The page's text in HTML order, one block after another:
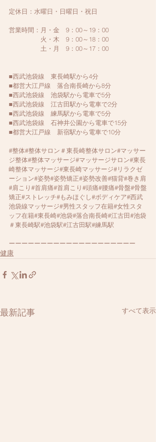
定休日：水曜日・日曜日・祝日
営業時間：月・金　9：00～19：00
火・木　9：00～18：00
土・月　9：00～17：00
■西武池袋線　東長崎駅から4分
■都営大江戸線　落合南長崎から8分
■西武池袋線　池袋駅から電車で5分
■西武池袋線　江古田駅から電車で2分
■西武池袋線　練馬駅から電車で5分
■西武池袋線　石神井公園から電車で15分
■都営大江戸線　新宿駅から電車で10分
#整体#整体サロン＃東長崎整体サロン#マッサー
ジ整体#整体マッサージ#マッサージサロン#東長
崎整体マッサージ#東長崎マッサージ#リラクゼ
ーション#姿勢#姿勢矯正#姿勢改善#猫背#巻き肩
#肩こり#首肩痛#首肩こり#頭痛#腰痛#骨盤#骨盤
矯正#ストレッチ#もみほぐし#ボディケア#西武
池袋線マッサージ#男性スタッフ在籍#女性スタ
ッフ在籍#東長崎#池袋#落合南長崎#江古田#池袋
＃東長崎駅#池袋駅#江古田駅#練馬駅
ーーーーーーーーーーーーーーーーーーーー
健康
最新記事 すべて表示